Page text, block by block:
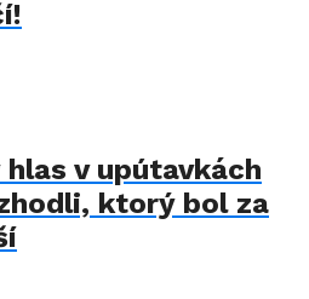
v upútavkách
ktorý bol za